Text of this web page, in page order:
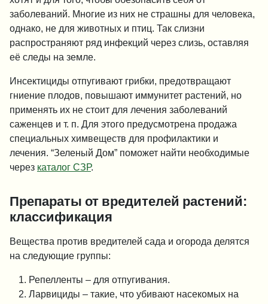
заболеваний. Многие из них не страшны для человека,
однако, не для животных и птиц. Так слизни
распространяют ряд инфекций через слизь, оставляя
её следы на земле.
Инсектициды отпугивают грибки, предотвращают
гниение плодов, повышают иммунитет растений, но
применять их не стоит для лечения заболеваний
саженцев и т. п. Для этого предусмотрена продажа
специальных химвеществ для профилактики и
лечения. “Зеленый Дом” поможет найти необходимые
через каталог СЗР.
Препараты от вредителей растений:
классификация
Вещества против вредителей сада и огорода делятся
на следующие группы:
Репелленты – для отпуги­вания.
Ларвициды – такие, что убивают насекомых на